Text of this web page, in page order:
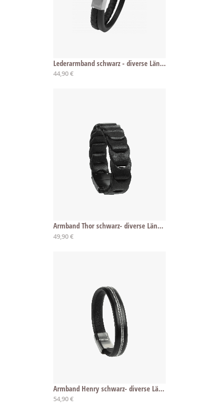
Lederarmband schwarz - diverse Längen
44,90 €
Armband Thor schwarz- diverse Längen
49,90 €
Armband Henry schwarz- diverse Längen
54,90 €